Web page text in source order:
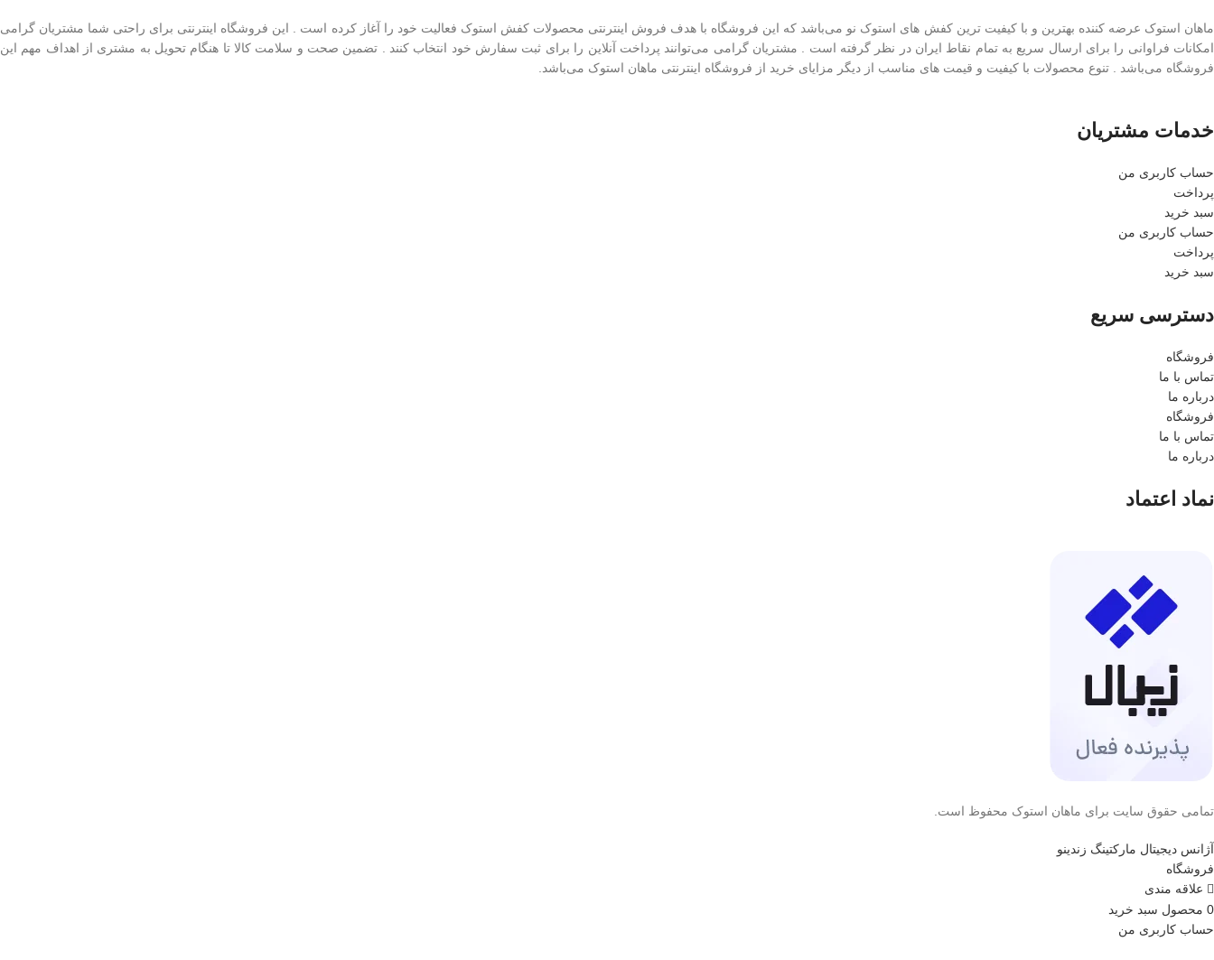
ماهان استوک عرضه کننده بهترین و با کیفیت ترین کفش های استوک نو می‌باشد که این فروشگاه با هدف فروش اینترنتی محصولات کفش استوک فعالیت خود را آغاز کرده است . این فروشگاه اینترنتی برای راحتی شما مشتریان گرامی
امکانات فراوانی را برای ارسال سریع به تمام نقاط ایران در نظر گرفته است . مشتریان گرامی می‌توانند پرداخت آنلاین را برای ثبت سفارش خود انتخاب کنند . تضمین صحت و سلامت کالا تا هنگام تحویل به مشتری از اهداف مهم این
فروشگاه می‌باشد . تنوع محصولات با کیفیت و قیمت های مناسب از دیگر مزایای خرید از فروشگاه اینترنتی ماهان استوک می‌باشد.
خدمات مشتریان
حساب کاربری من
پرداخت
سبد خرید
حساب کاربری من
پرداخت
سبد خرید
دسترسی سریع
فروشگاه
تماس با ما
درباره ما
فروشگاه
تماس با ما
درباره ما
نماد اعتماد
تمامی حقوق سایت برای ماهان استوک محفوظ است.
آژانس دیجیتال مارکتینگ زندینو
فروشگاه
علاقه مندی
0 محصول سبد خرید
حساب کاربری من